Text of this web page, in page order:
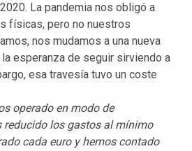
La pandemia nos obligó a
físicas, pero no nuestros
nos mudamos a una nueva
esperanza de seguir sirviendo a
esa travesía tuvo un coste
operado en modo de
reducido los gastos al mínimo
cada euro y hemos contado